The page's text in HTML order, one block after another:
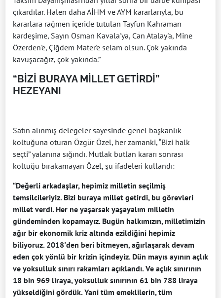
çıkardılar. Halen daha AİHM ve AYM kararlarıyla, bu
kararlara rağmen içeride tutulan Tayfun Kahraman
kardeşime, Sayın Osman Kavala'ya, Can Atalay'a, Mine
Özerden'e, Çiğdem Mater'e selam olsun. Çok yakında
kavuşacağız, çok yakında.”
“BİZİ BURAYA MİLLET GETİRDİ”
HEZEYANI
Satın alınmış delegeler sayesinde genel başkanlık
koltuğuna oturan Özgür Özel, her zamanki, “Bizi halk
seçti” yalanına sığındı. Mutlak butlan kararı sonrası
koltuğu bırakamayan Özel, şu ifadeleri kullandı:
“Değerli arkadaşlar, hepimiz milletin seçilmiş
temsilcileriyiz. Bizi buraya millet getirdi, bu görevleri
millet verdi. Her ne yaşarsak yaşayalım milletin
gündeminden kopamayız. Bugün halkımızın, milletimizin
ağır bir ekonomik kriz altında ezildiğini hepimiz
biliyoruz. 2018'den beri bitmeyen, ağırlaşarak devam
eden çok yönlü bir krizin içindeyiz. Dün mayıs ayının açlık
ve yoksulluk sınırı rakamları açıklandı. Ve açlık sınırının
18 bin 969 liraya, yoksulluk sınırının 61 bin 788 liraya
yükseldiğini gördük. Yani tüm emeklilerin, tüm